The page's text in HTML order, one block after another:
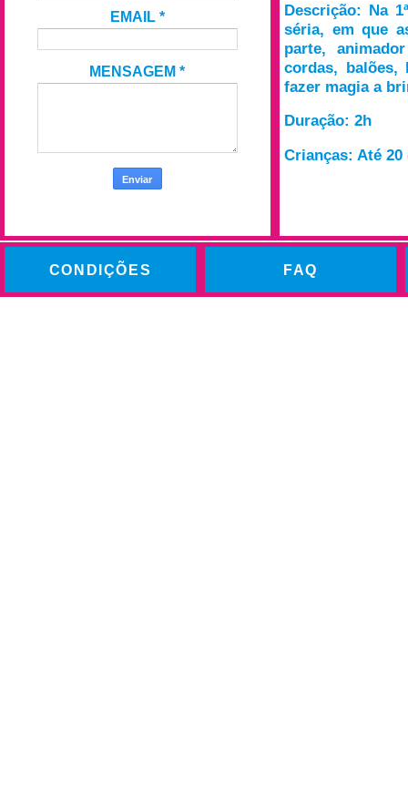
EMAIL *
MENSAGEM*
Descrição: Na
séria, em que
parte,
cordas, balões,
fazer magia a
Duração: 2h
Crianças: Até 20
CONDIÇÕES FAQ